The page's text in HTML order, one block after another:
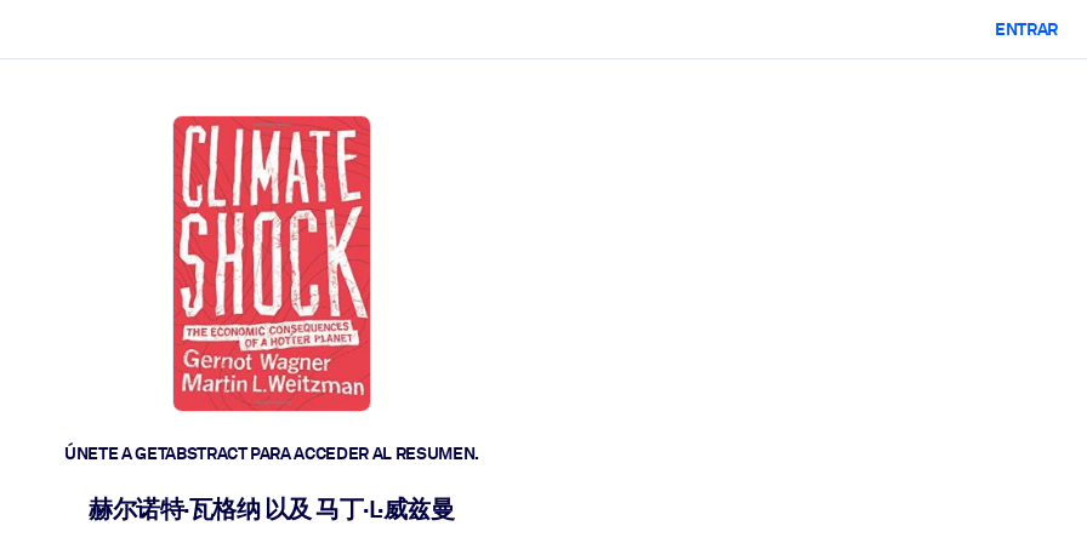
ENTRAR
ÚNETE A GETABSTRACT PARA ACCEDER AL RESUMEN.
赫尔诺特·瓦格纳 以及 马丁·L·威兹曼